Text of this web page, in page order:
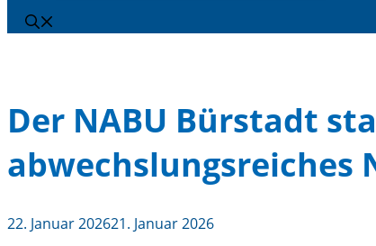
Der NABU Bürstadt
22. Januar 202621. Januar 2026